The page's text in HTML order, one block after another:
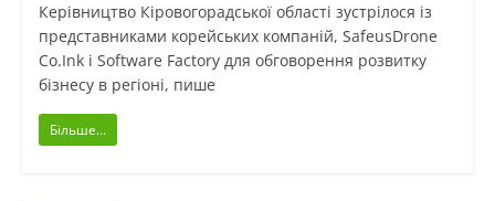
Керівництво Кіровогорадської області зустрілося із
представниками корейських компаній, SafeusDrone
Co.Ink і Software Factory для обговорення розвитку
бізнесу в регіоні, пише
Більше...